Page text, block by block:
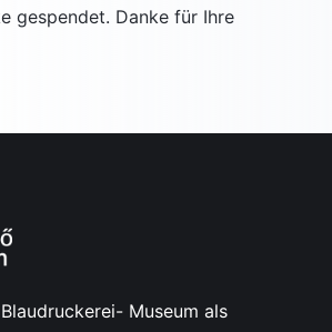
gespendet. Danke für Ihre
Museum als